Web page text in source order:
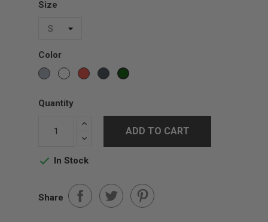
Size
Color
Gris
WhiteRed BlackVert
Quantity
ADD TO CART
 In Stock
Share